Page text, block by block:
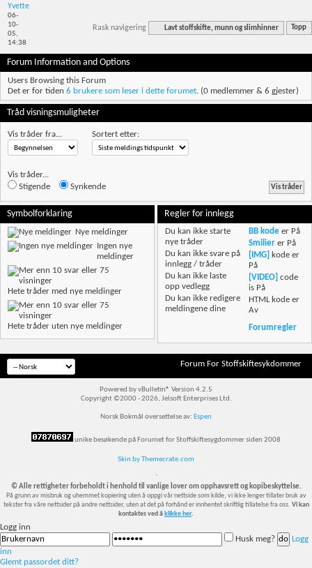
Yvette
06-
10-
05,
14:38
Rask navigering Lavt stoffskifte, munn og slimhinner Topp
Forum Information and Options
Users Browsing this Forum
Det er for tiden 6 brukere som leser i dette forumet. (0 medlemmer & 6 gjester)
Tråd visningsmuligheter
Vis tråder fra... Sortert etter:
Vis tråder...
Stigende
Synkende
Symbolforklaring
Nye meldinger
Ingen nye
meldinger
Hete tråder med nye meldinger
Hete tråder uten nye meldinger
Regler for innlegg
Du kan ikke starte
nye tråder
Du kan ikke svare på
innlegg / tråder
Du kan ikke laste
opp vedlegg
Du kan ikke redigere
meldingene dine
BB kode er På
Smilier er På
[IMG] kode er
På
[VIDEO] code
is På
HTML kode er
Av
Forumregler
Forum For Stoffskiftesykdommer
Powered by vBulletin® Version 4.2.5
Copyright ©2000 - 2026, Jelsoft Enterprises Ltd.
Norsk Bokmål oversettelse av: Espen
unike besøkende på Forumet for Stoffskiftesygdommer siden 2008
Skin by Themecrate.com
`
© Alle rettigheter forbeholdt i henhold til vanlige lover om opphavsrett og kopibeskyttelse.
På grunn av misbruk og uhemmet kopiering uten å oppgi vår nettside som kilde, vi ikke lenger tillater bruk av
tekster fra våre nettsider på andre nettsider, uten at det på forhånd er innhentet skriftlig tillatelse fra oss. Vi kan
kontaktes ved å klikke her.
Logg inn
Husk meg?
Logg
inn
Glemt passordet ditt?